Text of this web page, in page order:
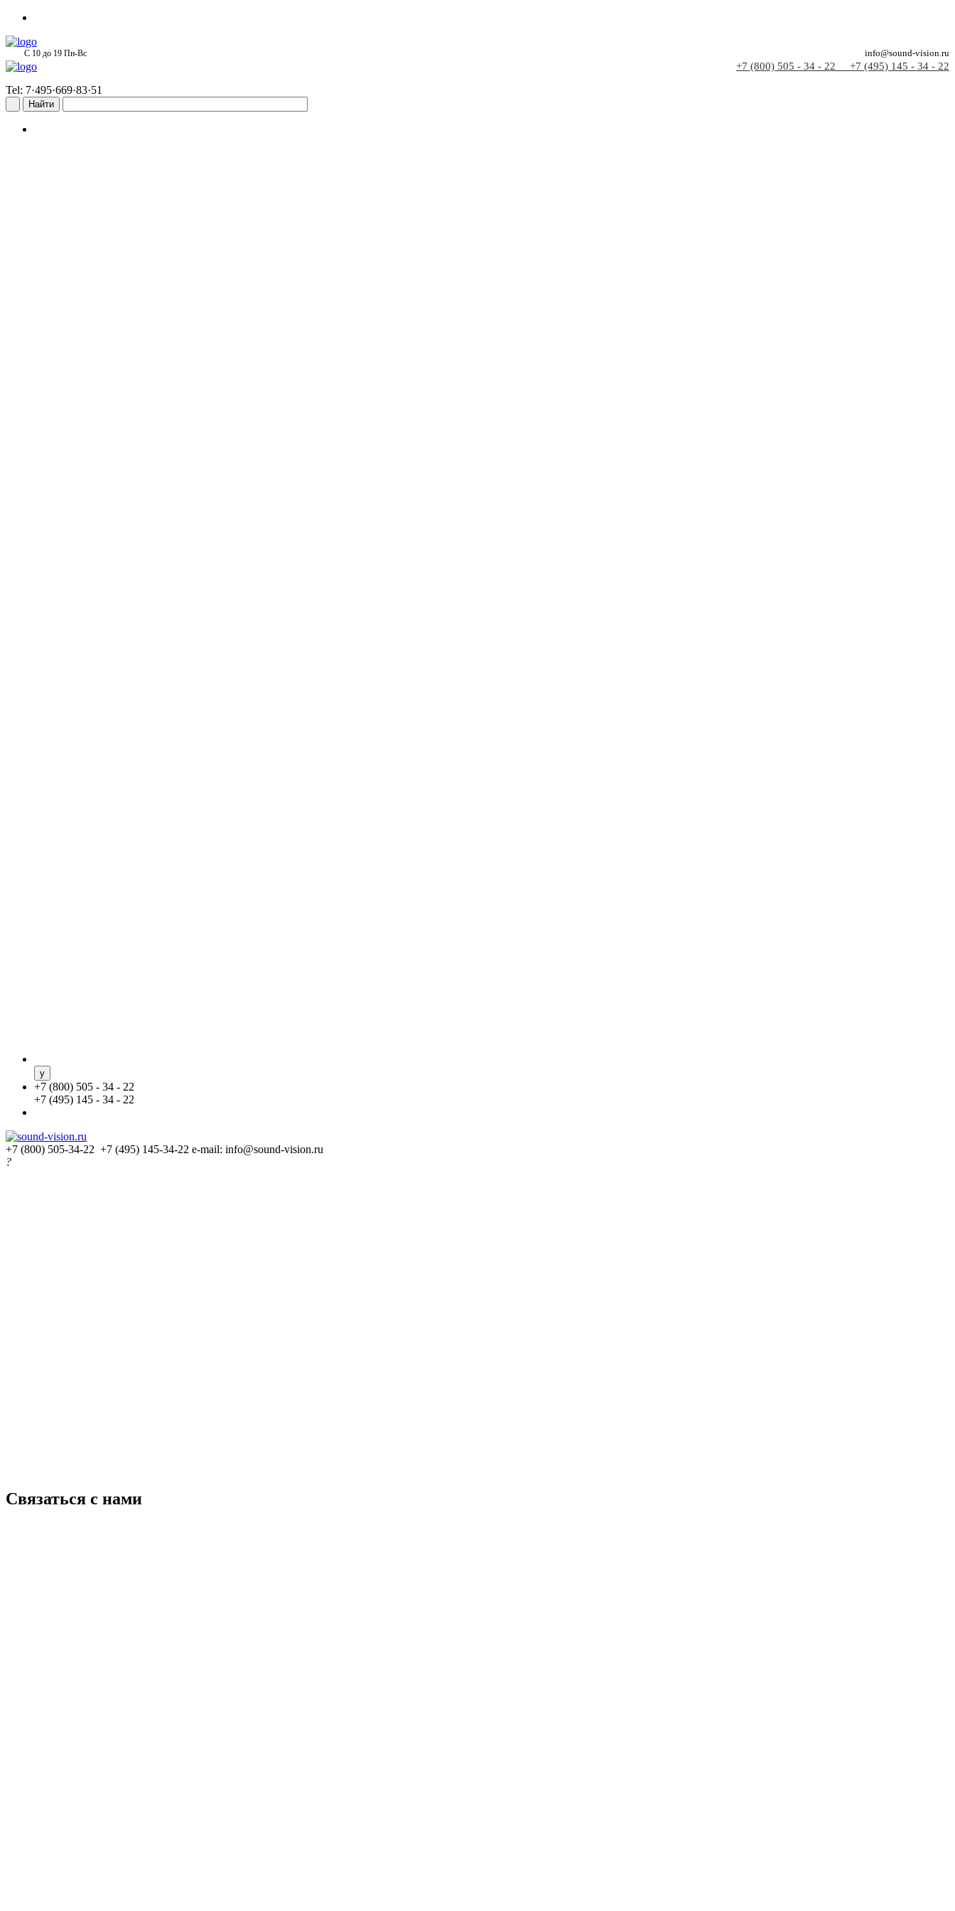
С 10 до 19 Пн-Вс info@sound-vision.ru
+7 (800) 505 - 34 - 22 +7 (495) 145 - 34 - 22
Tel: 7·495·669·83·51
+7 (800) 505 - 34 - 22
+7 (495) 145 - 34 - 22
+7 (800) 505-34-22 +7 (495) 145-34-22 e-mail: info@sound-vision.ru
?
Связаться с нами